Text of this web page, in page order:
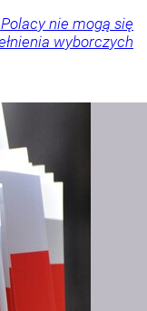
nie mogą się
wyborczych